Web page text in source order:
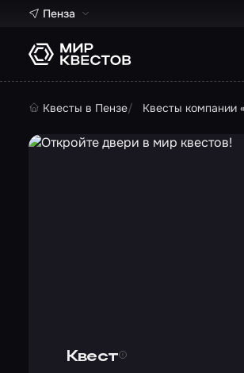
Пенза
Квесты в Пензе Квесты компании
Квест